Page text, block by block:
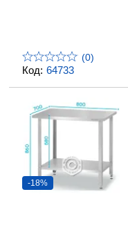
Код: 64733
(0)
-18%